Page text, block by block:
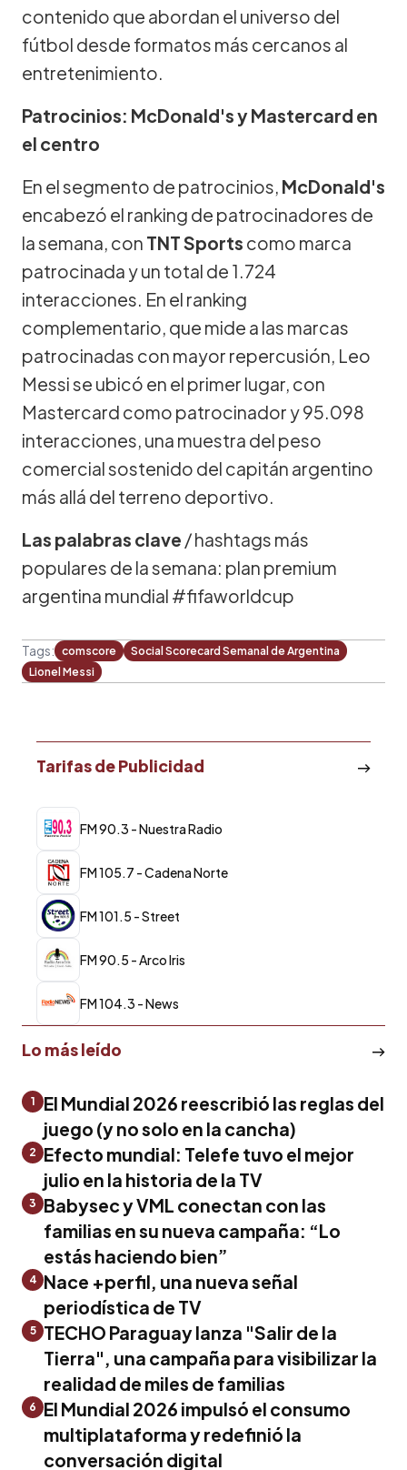
contenido que abordan el universo del
fútbol desde formatos más cercanos al
entretenimiento.
Patrocinios: McDonald's y Mastercard en
el centro
En el segmento de patrocinios, McDonald's
encabezó el ranking de patrocinadores de
la semana, con TNT Sports como marca
patrocinada y un total de 1.724
interacciones. En el ranking
complementario, que mide a las marcas
patrocinadas con mayor repercusión, Leo
Messi se ubicó en el primer lugar, con
Mastercard como patrocinador y 95.098
interacciones, una muestra del peso
comercial sostenido del capitán argentino
más allá del terreno deportivo.
Las palabras clave / hashtags más
populares de la semana: plan premium
argentina mundial #fifaworldcup
Tags: comscore
Social Scorecard Semanal de Argentina
Lionel Messi
Tarifas de Publicidad
FM 90.3 - Nuestra Radio
FM 105.7 - Cadena Norte
FM 101.5 - Street
FM 90.5 - Arco Iris
FM 104.3 - News
Lo más leído
1
El Mundial 2026 reescribió las reglas del
juego (y no solo en la cancha)
2
Efecto mundial: Telefe tuvo el mejor
julio en la historia de la TV
3
Babysec y VML conectan con las
familias en su nueva campaña: “Lo
estás haciendo bien”
4 Nace +perfil, una nueva señal
periodística de TV
5
TECHO Paraguay lanza "Salir de la
Tierra", una campaña para visibilizar la
realidad de miles de familias
6
El Mundial 2026 impulsó el consumo
multiplataforma y redefinió la
conversación digital